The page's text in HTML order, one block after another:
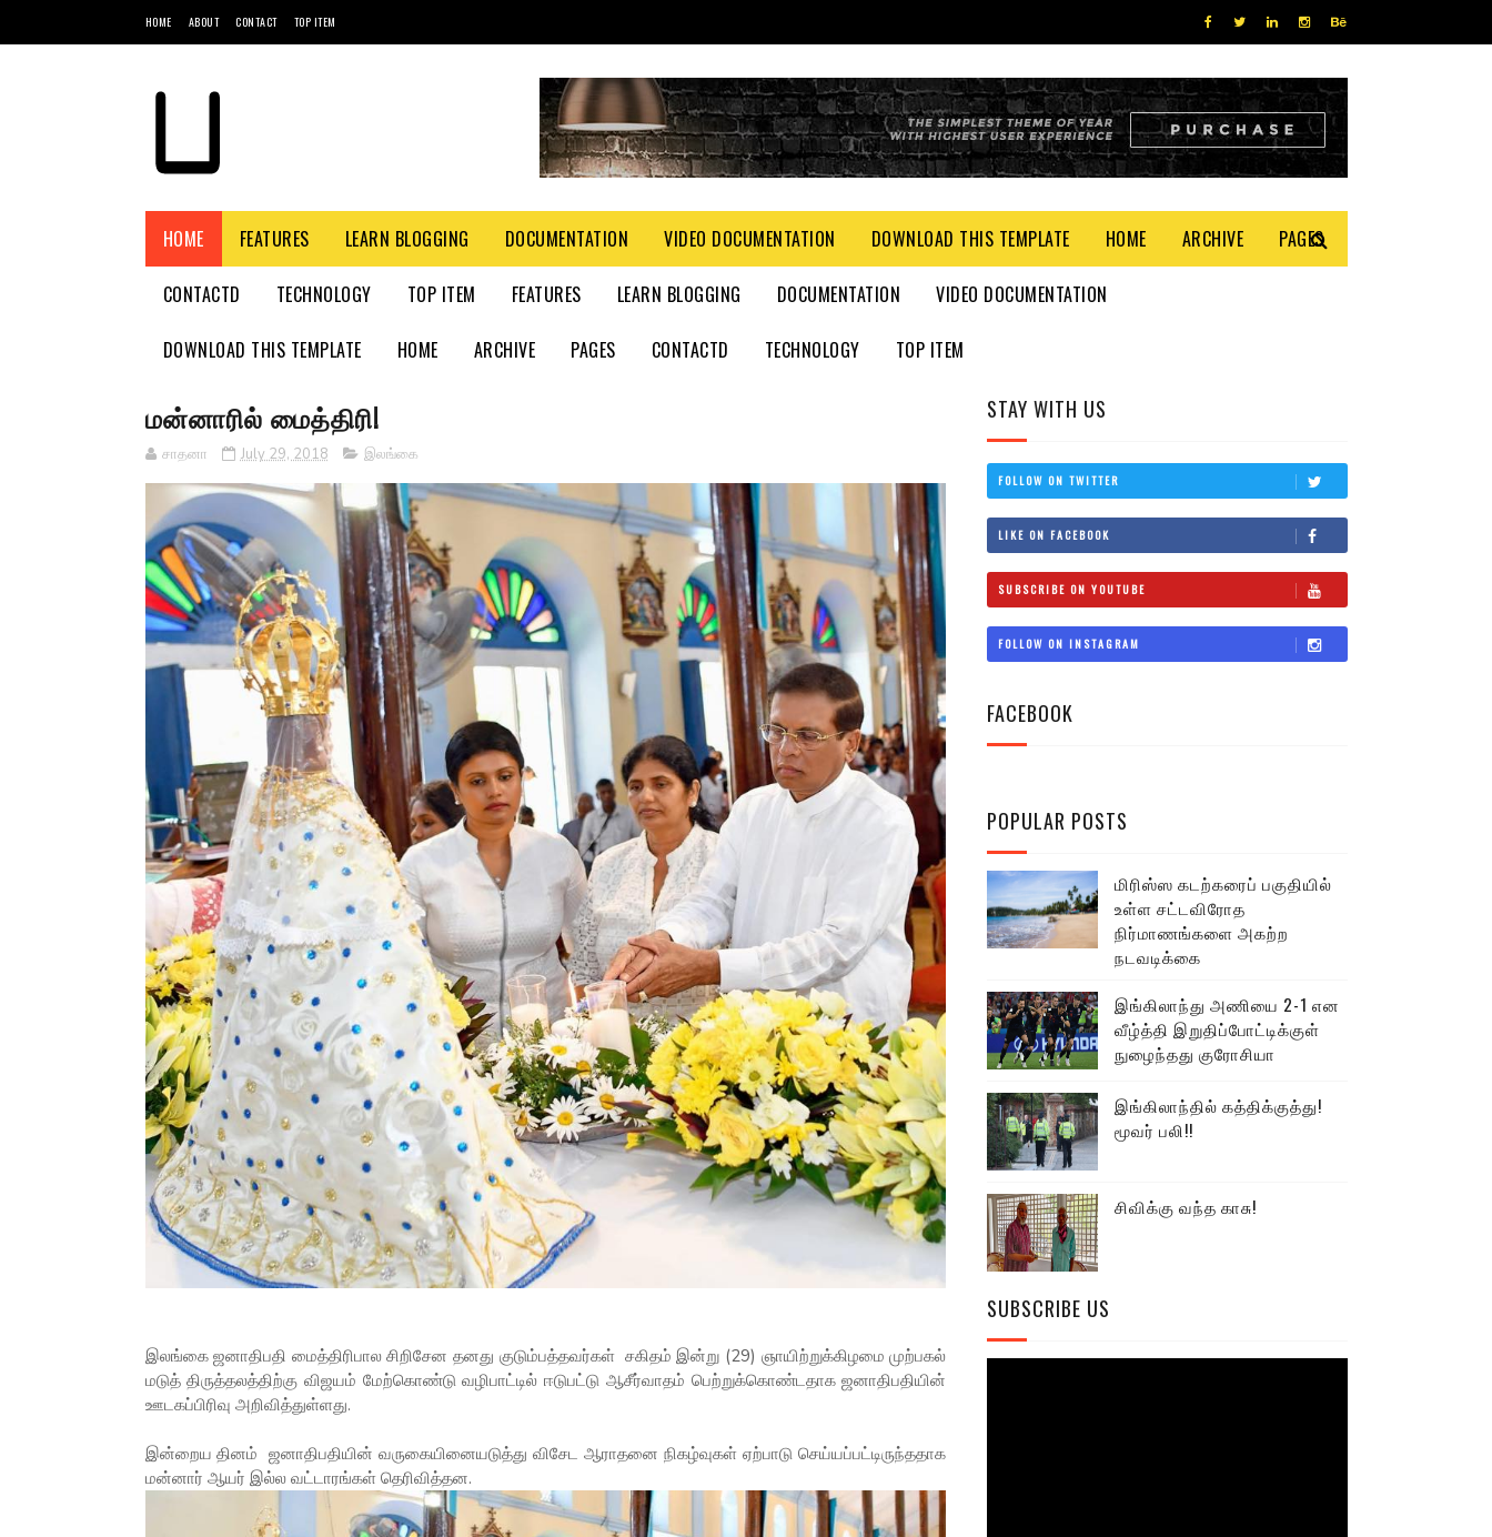
HOME ABOUT CONTACT TOP ITEM
HOME FEATURES LEARN BLOGGING DOCUMENTATION VIDEO DOCUMENTATION DOWNLOAD THIS TEMPLATE HOME ARCHIVE PAGES
CONTACTD TECHNOLOGY TOP ITEM FEATURES LEARN BLOGGING DOCUMENTATION VIDEO DOCUMENTATION
DOWNLOAD THIS TEMPLATE HOME ARCHIVE PAGES CONTACTD TECHNOLOGY TOP ITEM
மன்னாரில் மைத்திரி!
சாதனா July 29, 2018 இலங்கை
இலங்கை ஜனாதிபதி மைத்திரிபால சிறிசேன தனது குடும்பத்தவர்கள் சகிதம் இன்று (29) ஞாயிற்றுக்கிழமை முற்பகல்
மடுத் திருத்தலத்திற்கு விஜயம் மேற்கொண்டு வழிபாட்டில் ஈடுபட்டு ஆசீர்வாதம் பெற்றுக்கொண்டதாக ஜனாதிபதியின்
ஊடகப்பிரிவு அறிவித்துள்ளது.
இன்றைய தினம் ஜனாதிபதியின் வருகையினையடுத்து விசேட ஆராதனை நிகழ்வுகள் ஏற்பாடு செய்யப்பட்டிருந்ததாக
மன்னார் ஆயர் இல்ல வட்டாரங்கள் தெரிவித்தன.
STAY WITH US
FOLLOW ON TWITTER
LIKE ON FACEBOOK
SUBSCRIBE ON YOUTUBE
FOLLOW ON INSTAGRAM
FACEBOOK
POPULAR POSTS
மிரிஸ்ஸ கடற்கரைப் பகுதியில்
உள்ள சட்டவிரோத
நிர்மாணங்களை அகற்ற
நடவடிக்கை
இங்கிலாந்து அணியை 2-1 என
வீழ்த்தி இறுதிப்போட்டிக்குள்
நுழைந்தது குரோசியா
இங்கிலாந்தில் கத்திக்குத்து!
மூவர் பலி!!
சிவிக்கு வந்த காசு!
SUBSCRIBE US